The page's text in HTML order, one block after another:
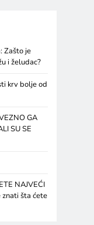
Zašto je
i želudac?
krv bolje od
GA
SU SE
NAJVEĆI
znati šta ćete